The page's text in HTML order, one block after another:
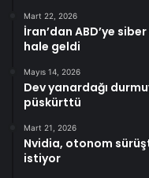
Mart 22, 2026
İran’dan ABD’ye
hale geldi
Mayıs 14, 2026
Dev yanardağı
püskürttü
Mart 21, 2026
Nvidia, otonom
istiyor